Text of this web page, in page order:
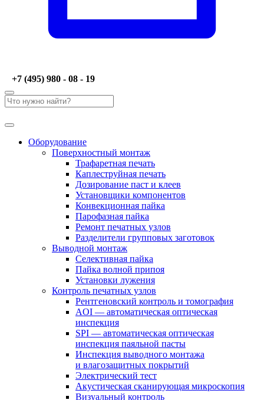
+7 (495) 980 - 08 - 19
Оборудование
Поверхностный монтаж
Трафаретная печать
Каплеструйная печать
Дозирование паст и клеев
Установщики компонентов
Конвекционная пайка
Парофазная пайка
Ремонт печатных узлов
Разделители групповых заготовок
Выводной монтаж
Селективная пайка
Пайка волной припоя
Установки лужения
Контроль печатных узлов
Рентгеновский контроль и томография
AOI — автоматическая оптическая
инспекция
SPI — автоматическая оптическая
инспекция паяльной пасты
Инспекция выводного монтажа
и влагозащитных покрытий
Электрический тест
Акустическая сканирующая микроскопия
Визуальный контроль